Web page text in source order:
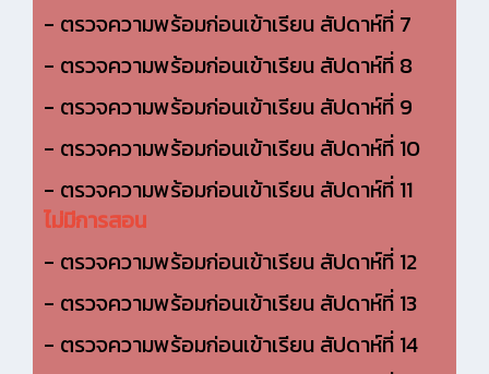
- ตรวจความพร้อมก่อนเข้าเรียน สัปดาห์ที่ 7
- ตรวจความพร้อมก่อนเข้าเรียน สัปดาห์ที่ 8
- ตรวจความพร้อมก่อนเข้าเรียน สัปดาห์ที่ 9
- ตรวจความพร้อมก่อนเข้าเรียน สัปดาห์ที่ 10
- ตรวจความพร้อมก่อนเข้าเรียน สัปดาห์ที่ 11
ไม่มีการสอน
- ตรวจความพร้อมก่อนเข้าเรียน สัปดาห์ที่ 12
- ตรวจความพร้อมก่อนเข้าเรียน สัปดาห์ที่ 13
- ตรวจความพร้อมก่อนเข้าเรียน สัปดาห์ที่ 14